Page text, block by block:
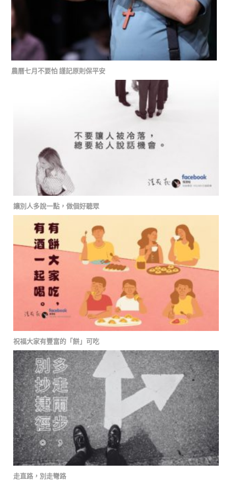
農曆七月不要怕 謹記原則保平安
讓別人多說一點，做個好聽眾
祝福大家有豐富的「餅」可吃
走直路，別走彎路